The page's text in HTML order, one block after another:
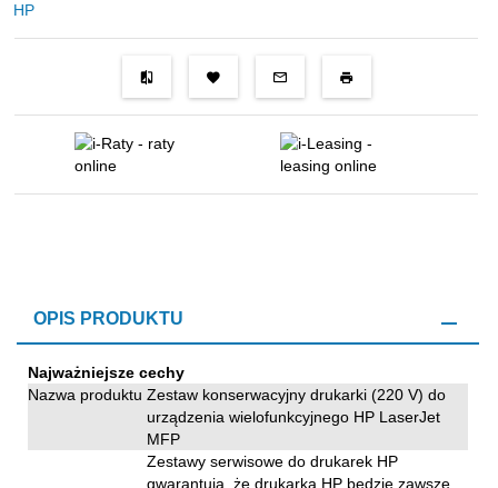
HP
OPIS PRODUKTU
Najważniejsze cechy
Nazwa produktu Zestaw konserwacyjny drukarki (220 V) do
urządzenia wielofunkcyjnego HP LaserJet
MFP
Zestawy serwisowe do drukarek HP
gwarantują, że drukarka HP będzie zawsze